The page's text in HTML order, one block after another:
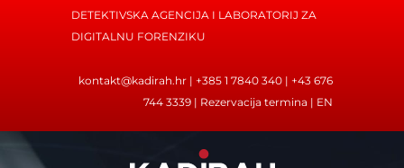
DETEKTIVSKA AGENCIJA I LABORATORIJ ZA
DIGITALNU FORENZIKU
kontakt@kadirah.hr | +385 1 7840 340 | +43 676
744 3339 | Rezervacija termina | EN